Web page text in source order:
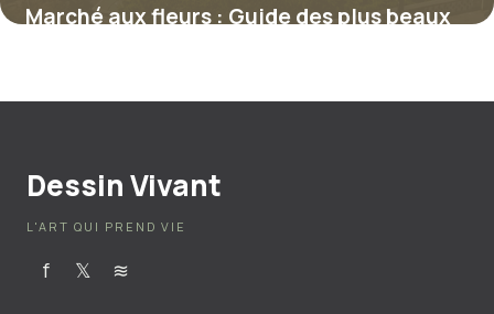
Marché aux fleurs : Guide des plus beaux
Dessin Vivant
L'ART QUI PREND VIE
f 𝕏 ≋